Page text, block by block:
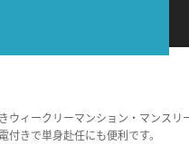
ウィークリーマンション・マンス
付きで単身赴任にも便利です。